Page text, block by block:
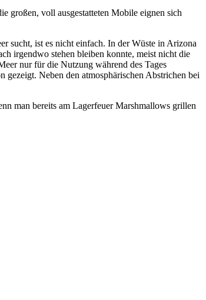
großen, voll ausgestatteten Mobile eignen sich
sucht, ist es nicht einfach. In der Wüste in Arizona
irgendwo stehen bleiben konnte, meist nicht die
nur für die Nutzung während des Tages
gezeigt. Neben den atmosphärischen Abstrichen bei
man bereits am Lagerfeuer Marshmallows grillen